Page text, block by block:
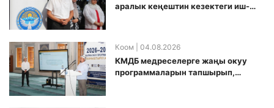
аралык кеңештин кезектеги иш-
Коом | 04.08.2026
КМДБ медреселерге жаңы окуу
программаларын тапшырып,